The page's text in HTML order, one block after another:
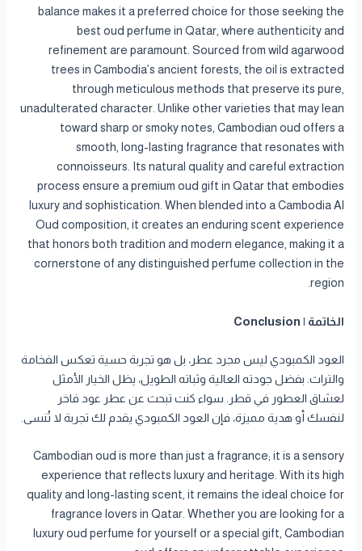
balance makes it a preferred choice for those seeking the
best oud perfume in Qatar, where authenticity and
refinement are paramount. Sourced from wild agarwood
trees in Cambodia’s ancient forests, the oil is extracted
through meticulous methods that preserve its pure,
unadulterated character. Unlike other varieties that may lean
toward sharp or smoky notes, Cambodian oud offers a
smooth, long-lasting fragrance that resonates with
connoisseurs. Its natural quality and careful extraction
process ensure a premium oud gift in Qatar that embodies
luxury and sophistication. When blended into a Cambodia Al
Oud composition, it creates an enduring scent experience
that honors both tradition and modern elegance, making it a
cornerstone of any distinguished perfume collection in the
region.
الخاتمة | Conclusion
العود الكمبودي ليس مجرد عطر، بل هو تجربة حسية تعكس الفخامة
والتراث. بفضل جودته العالية وثباته الطويل، يظل الخيار الأمثل
لعشاق العطور في قطر. سواء كنت تبحث عن عطر عود فاخر
لنفسك أو هدية مميزة، فإن العود الكمبودي يقدم لك تجربة لا تُنسى.
Cambodian oud is more than just a fragrance; it is a sensory
experience that reflects luxury and heritage. With its high
quality and long-lasting scent, it remains the ideal choice for
fragrance lovers in Qatar. Whether you are looking for a
luxury oud perfume for yourself or a special gift, Cambodian